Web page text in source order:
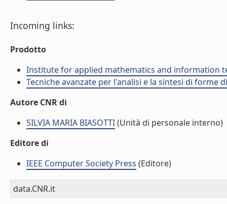
Incoming links:
Prodotto
Institute for applied mathematics and information
Tecniche avanzate per l'analisi e la sintesi di forme
Autore CNR di
SILVIA MARIA BIASOTTI(Unità di personale interno)
Editore di
IEEE Computer Society Press (Editore)
data.CNR.it